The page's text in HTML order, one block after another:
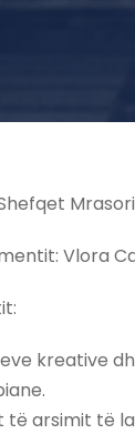
Mrasori
Vlora
kreative
të arsimit të